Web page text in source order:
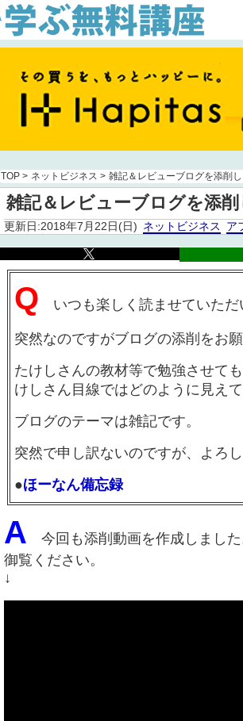
TOP > ネットビジネス > 雑記＆レビューブログを添削
雑記＆レビューブログを添
更新日:2018年7月22日(日) ネットビジネス ア
Q いつも楽しく読ませていただ
突然なのですがブログの添削をお
たけしさんの教材等で勉強させて
けしさん目線ではどのように見え
ブログのテーマは雑記です。
突然で申し訳ないのですが、よろ
●ほーなん備忘録
A 今回も添削動画を作成しました
御覧ください。
↓